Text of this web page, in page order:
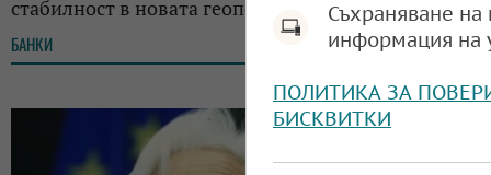
стабилност в новата геополитическа ера
БАНКИ 14:58, 12.03.2025
Съхраняване
информация на
ПОЛИТИКА ЗА
БИСКВИТКИ